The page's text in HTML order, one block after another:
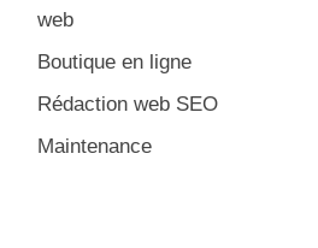
web
Boutique en ligne
Rédaction web SEO
Maintenance